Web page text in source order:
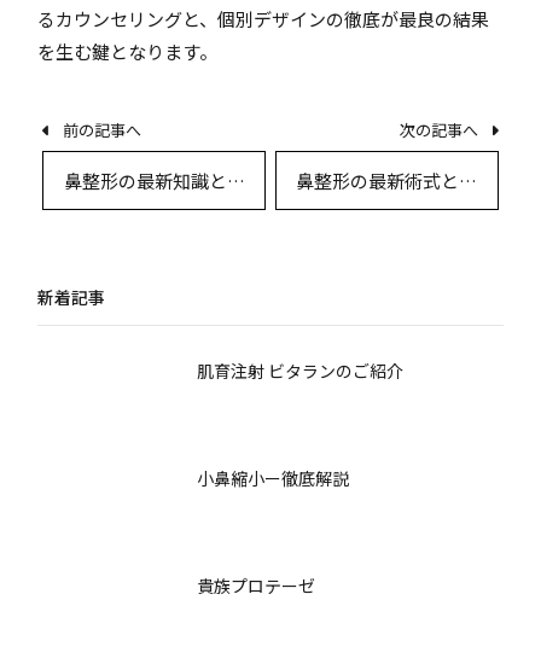
るカウンセリングと、個別デザインの徹底が最良の結果
を生む鍵となります。
前の記事へ
鼻整形の最新知識と安
全性〜美しい仕上がり
次の記事へ
鼻整形の最新術式とデ
ザイン選択〜高度な鼻
新着記事
肌育注射 ビタランのご紹介
小鼻縮小ー徹底解説
貴族プロテーゼ